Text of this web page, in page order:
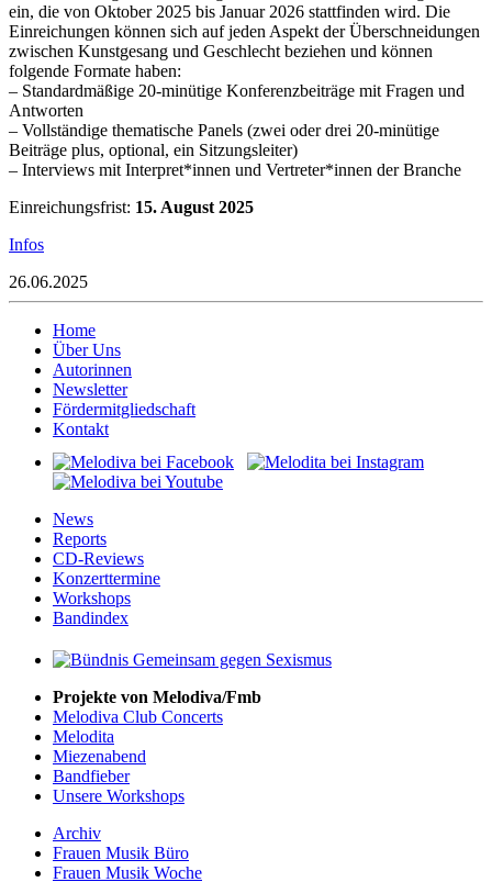
ein, die von Oktober 2025 bis Januar 2026 stattfinden wird. Die
Einreichungen können sich auf jeden Aspekt der Überschneidungen
zwischen Kunstgesang und Geschlecht beziehen und können
folgende Formate haben:
– Standardmäßige 20-minütige Konferenzbeiträge mit Fragen und
Antworten
– Vollständige thematische Panels (zwei oder drei 20-minütige
Beiträge plus, optional, ein Sitzungsleiter)
– Interviews mit Interpret*innen und Vertreter*innen der Branche
Einreichungsfrist: 15. August 2025
Infos
26.06.2025
Home
Über Uns
Autorinnen
Newsletter
Fördermitgliedschaft
Kontakt
News
Reports
CD-Reviews
Konzerttermine
Workshops
Bandindex
Projekte von Melodiva/Fmb
Melodiva Club Concerts
Melodita
Miezenabend
Bandfieber
Unsere Workshops
Archiv
Frauen Musik Büro
Frauen Musik Woche